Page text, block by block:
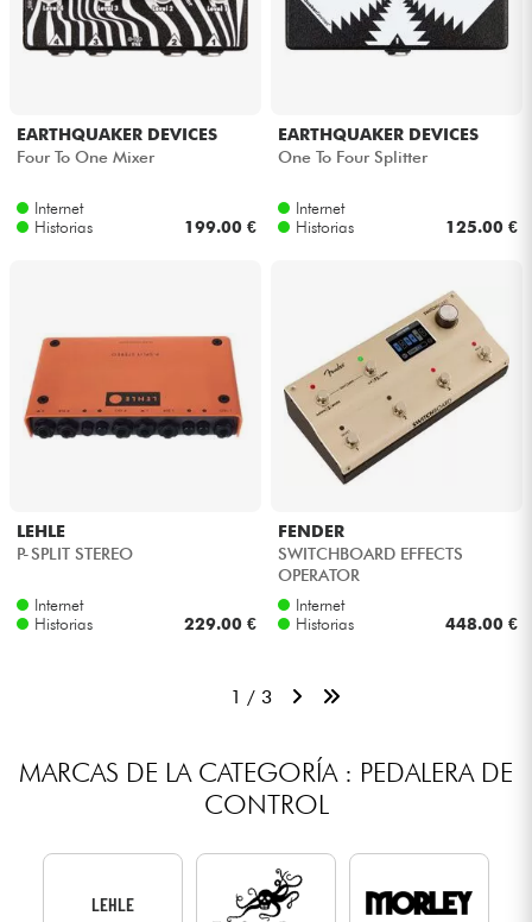
EARTHQUAKER DEVICES
Four To One Mixer
Internet
Historias
199.00 €
EARTHQUAKER DEVICES
One To Four Splitter
Internet
Historias
125.00 €
LEHLE
P-SPLIT STEREO
Internet
Historias
229.00 €
FENDER
SWITCHBOARD EFFECTS
OPERATOR
Internet
Historias
448.00 €
1 / 3
MARCAS DE LA CATEGORÍA : PEDALERA DE
CONTROL
LEHLE